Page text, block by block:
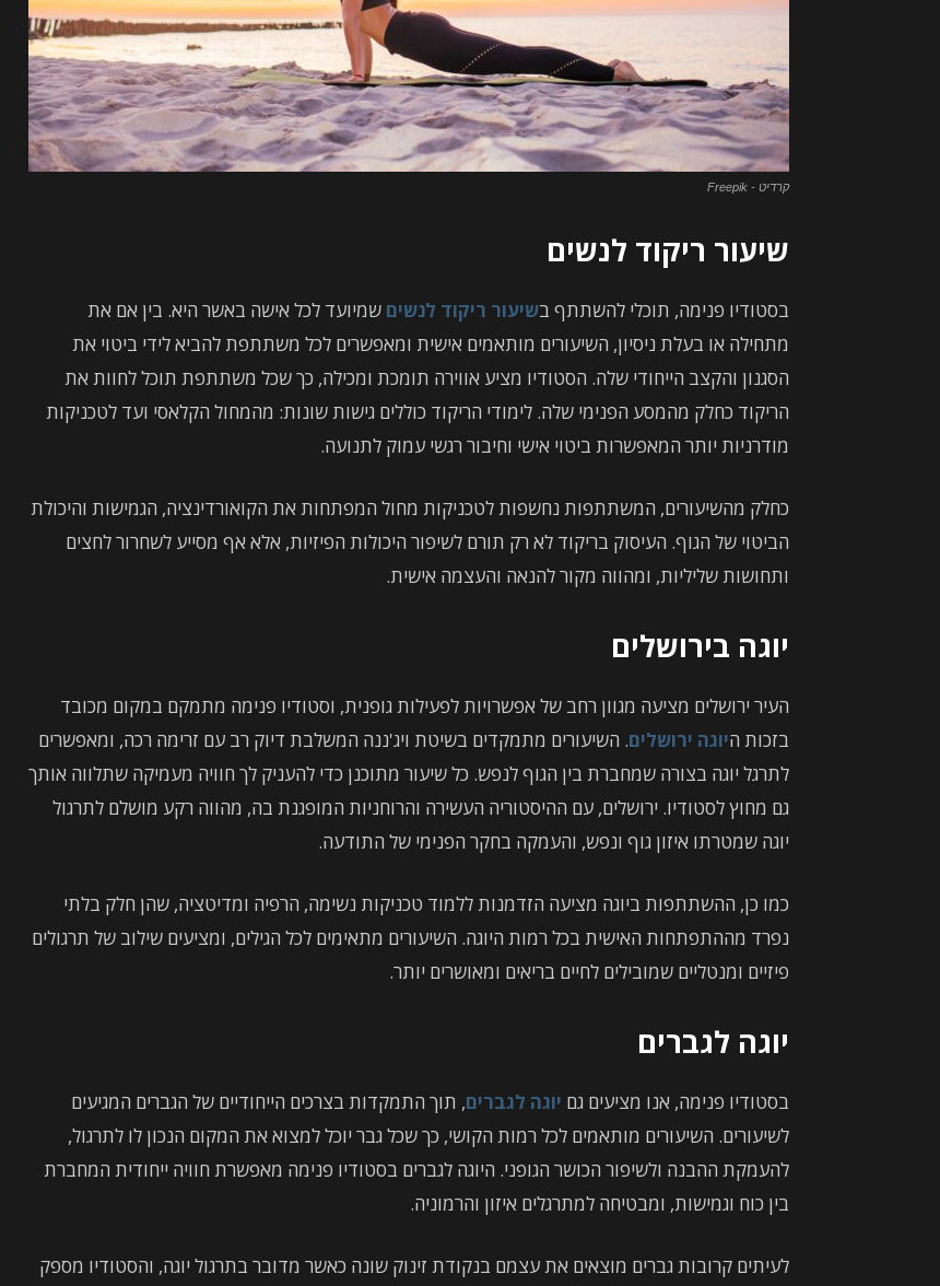
קרדיט - Freepik
שיעור ריקוד לנשים
בסטודיו פנימה, תוכלי להשתתף בשיעור ריקוד לנשים שמיועד לכל אישה באשר היא. בין אם את
מתחילה או בעלת ניסיון, השיעורים מותאמים אישית ומאפשרים לכל משתתפת להביא לידי ביטוי את
הסגנון והקצב הייחודי שלה. הסטודיו מציע אווירה תומכת ומכילה, כך שכל משתתפת תוכל לחוות את
הריקוד כחלק מהמסע הפנימי שלה. לימודי הריקוד כוללים גישות שונות: מהמחול הקלאסי ועד לטכניקות
מודרניות יותר המאפשרות ביטוי אישי וחיבור רגשי עמוק לתנועה.
כחלק מהשיעורים, המשתתפות נחשפות לטכניקות מחול המפתחות את הקואורדינציה, הגמישות והיכולת
הביטוי של הגוף. העיסוק בריקוד לא רק תורם לשיפור היכולות הפיזיות, אלא אף מסייע לשחרור לחצים
ותחושות שליליות, ומהווה מקור להנאה והעצמה אישית.
יוגה בירושלים
העיר ירושלים מציעה מגוון רחב של אפשרויות לפעילות גופנית, וסטודיו פנימה מתמקם במקום מכובד
בזכות היוגה ירושלים. השיעורים מתמקדים בשיטת ויג'ננה המשלבת דיוק רב עם זרימה רכה, ומאפשרים
לתרגל יוגה בצורה שמחברת בין הגוף לנפש. כל שיעור מתוכנן כדי להעניק לך חוויה מעמיקה שתלווה אותך
גם מחוץ לסטודיו. ירושלים, עם ההיסטוריה העשירה והרוחניות המופגנת בה, מהווה רקע מושלם לתרגול
יוגה שמטרתו איזון גוף ונפש, והעמקה בחקר הפנימי של התודעה.
כמו כן, ההשתתפות ביוגה מציעה הזדמנות ללמוד טכניקות נשימה, הרפיה ומדיטציה, שהן חלק בלתי
נפרד מההתפתחות האישית בכל רמות היוגה. השיעורים מתאימים לכל הגילים, ומציעים שילוב של תרגולים
פיזיים ומנטליים שמובילים לחיים בריאים ומאושרים יותר.
יוגה לגברים
בסטודיו פנימה, אנו מציעים גם יוגה לגברים, תוך התמקדות בצרכים הייחודיים של הגברים המגיעים
לשיעורים. השיעורים מותאמים לכל רמות הקושי, כך שכל גבר יוכל למצוא את המקום הנכון לו לתרגול,
להעמקת ההבנה ולשיפור הכושר הגופני. היוגה לגברים בסטודיו פנימה מאפשרת חוויה ייחודית המחברת
בין כוח וגמישות, ומבטיחה למתרגלים איזון והרמוניה.
לעיתים קרובות גברים מוצאים את עצמם בנקודת זינוק שונה כאשר מדובר בתרגול יוגה, והסטודיו מספק